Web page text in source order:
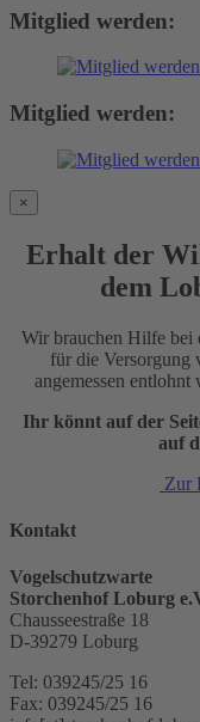
Mitglied werden:
Mitglied werden:
×
Erhalt der
dem
Wir brauchen Hilfe bei
für die Versorgung
angemessen
Ihr könnt auf der
auf
Zur
Kontakt
Vogelschutzwarte
Storchenhof Loburg
Chausseestraße 18
D-39279 Loburg
Tel: 039245/25 16
Fax: 039245/25 16